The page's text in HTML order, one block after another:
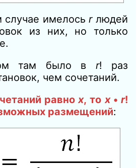
имелосьrлюдей
из них, но только
там было в r! раз
чем сочетаний.
равно х, то х• r!
размещений: